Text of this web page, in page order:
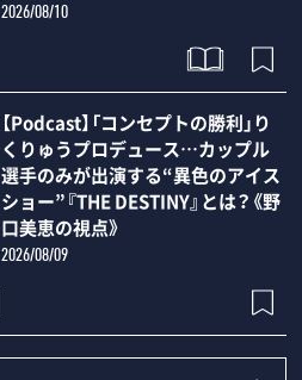
2026/08/10
【Podcast】「コンセプトの勝利」り
くりゅうプロデュース…カップル
選手のみが出演する“異色のアイス
ショー”『THE DESTINY』とは？《野
口美恵の視点》
2026/08/09